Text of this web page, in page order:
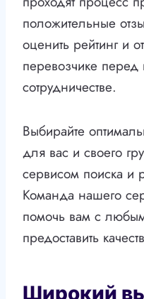
положительные
оценить рейтинг и
перевозчике
сотрудничестве.
Выбирайте
для вас и своего
сервисом поиска и
Команда нашего
помочь вам с
предоставить
Широкий